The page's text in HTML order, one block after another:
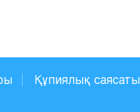
Құпиялық саясаты